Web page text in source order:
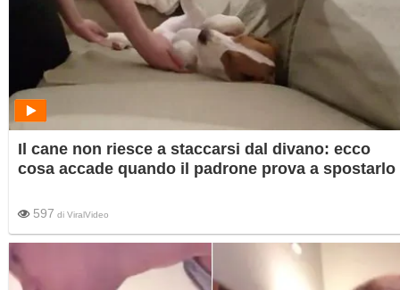
Il cane non riesce a staccarsi dal divano: ecco
cosa accade quando il padrone prova a spostarlo
597 di ViralVideo